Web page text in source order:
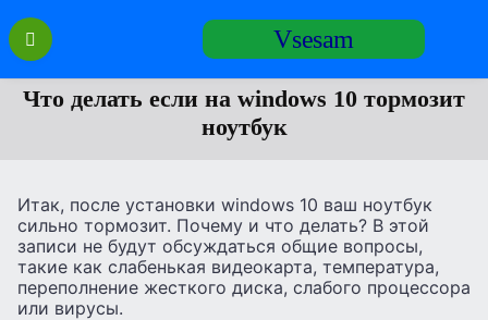
Перейти
содержанию
Vsesam
Что делать если на windows 10 тормозит
ноутбук
Итак, после установки windows 10 ваш ноутбук
сильно тормозит. Почему и что делать? В этой
записи не будут обсуждаться общие вопросы,
такие как слабенькая видеокарта, температура,
переполнение жесткого диска, слабого процессора
или вирусы.